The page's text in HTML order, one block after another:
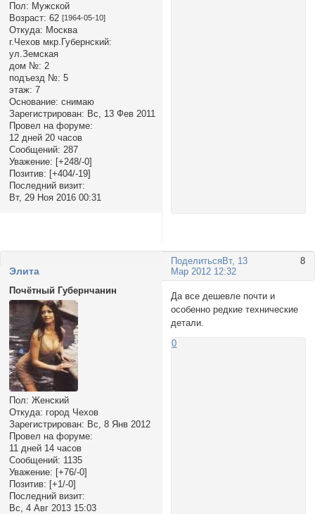
Пол: Мужской
Возраст: 62 [1964-05-10]
Откуда: Москва
г.Чехов мкр.Губернский:
ул.Земская
дом №: 2
подъезд №: 5
этаж: 7
Основание: снимаю
Зарегистрирован: Вс, 13 Фев 2011
Провел на форуме:
12 дней 20 часов
Сообщений: 287
Уважение: [+248/-0]
Позитив: [+404/-19]
Последний визит:
Вт, 29 Ноя 2016 00:31
Поделиться 8
Вт, 13
Мар 2012 12:32
Элита
Почётный Губернчанин
Пол: Женский
Откуда: город Чехов
Зарегистрирован: Вс, 8 Янв 2012
Провел на форуме:
11 дней 14 часов
Сообщений: 1135
Уважение: [+76/-0]
Позитив: [+1/-0]
Последний визит:
Вс, 4 Авг 2013 15:03
Да все дешевле почти и
особенно редкие технические
детали.
0